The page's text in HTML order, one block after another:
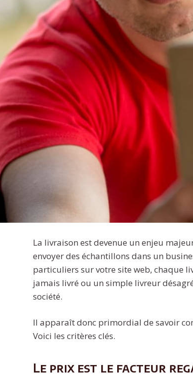
La livraison est devenue un enjeu
envoyer des échantillons dans un
particuliers sur votre site web, chaque
jamais livré ou un simple livreur
société.
Il apparaît donc primordial de savoir
Voici les critères clés.
Le prix est le facteur